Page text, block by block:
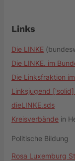
Links
Die LINKE
Die LINKE. im
Die Linksfraktion
Linksjugend ['solid]
dieLINKE.sds
Kreisverbände in
Politische Bildung
Rosa Luxemburg